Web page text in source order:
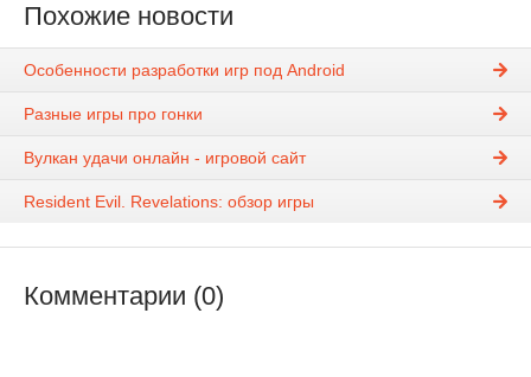
Похожие новости
Особенности разработки игр под Android
Разные игры про гонки
Вулкан удачи онлайн - игровой сайт
Resident Evil. Revelations: обзор игры
Комментарии (0)